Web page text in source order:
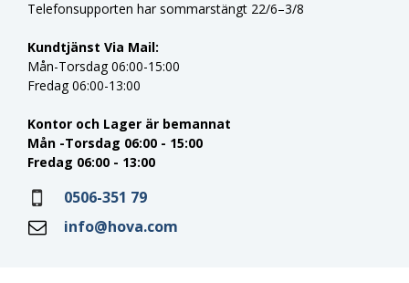
Telefonsupporten har sommarstängt 22/6–3/8
Kundtjänst Via Mail:
Mån-Torsdag 06:00-15:00
Fredag 06:00-13:00
Kontor och Lager är bemannat
Mån -Torsdag 06:00 - 15:00
Fredag 06:00 - 13:00
0506-351 79
info@hova.com